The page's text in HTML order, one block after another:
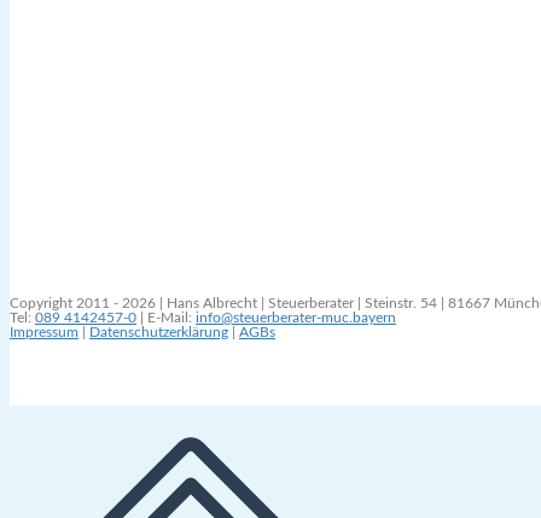
Copyright 2011 - 2026 | Hans Albrecht | Steuerberater | Steinstr. 54 | 81667
Tel: 089 4142457-0 | E-Mail: info@steuerberater-muc.bayern
Impressum
Datenschutzerklärung AGBs